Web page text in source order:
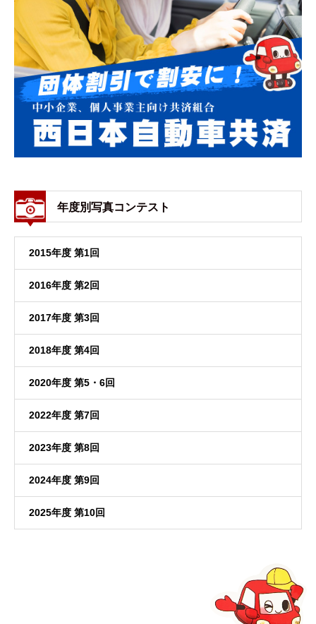
年度別写真コンテスト
2015年度 第1回
2016年度 第2回
2017年度 第3回
2018年度 第4回
2020年度 第5・6回
2022年度 第7回
2023年度 第8回
2024年度 第9回
2025年度 第10回